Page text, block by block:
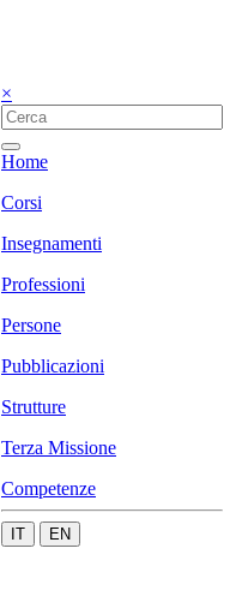
×
Home
Corsi
Insegnamenti
Professioni
Persone
Pubblicazioni
Strutture
Terza Missione
Competenze
IT EN